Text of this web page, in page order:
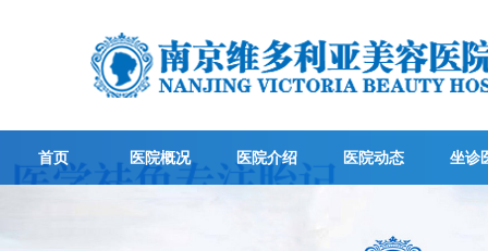
首页 医院概况 医院介绍 医院动态 坐诊